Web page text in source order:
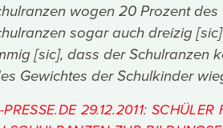
wogen 20 Prozent des
sogar auch dreizig
[sic], dass der Schulranzen
Gewichtes der Schulkinder
PRESSE.DE 29.12.2011: SCHÜLER